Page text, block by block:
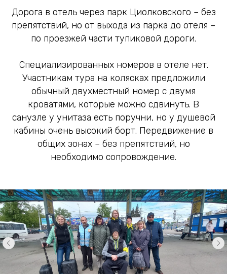
Дорога в отель через парк Циолковского – без
препятствий, но от выхода из парка до отеля –
по проезжей части тупиковой дороги.
Специализированных номеров в отеле нет.
Участникам тура на колясках предложили
обычный двухместный номер с двумя
кроватями, которые можно сдвинуть. В
санузле у унитаза есть поручни, но у душевой
кабины очень высокий борт. Передвижение в
общих зонах – без препятствий, но
необходимо сопровождение.